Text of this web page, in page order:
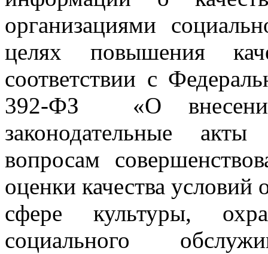
организациями
целях повышения
соответствии с
392-ФЗ «О
законодательные
вопросам
оценки качества условий
сфере культуры,
социального